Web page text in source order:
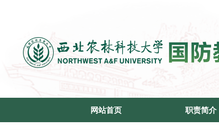
网站首页 职责简介